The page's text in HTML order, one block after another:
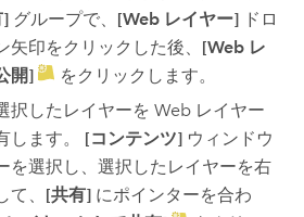
] グループで、 [Web レイヤー] ドロ
矢印をクリックした後、 [Web レ
開]
をクリックします。
択したレイヤーを Web レイヤー
します。 [コンテンツ] ウィンドウ
を選択し、選択したレイヤーを右
て、 [共有] にポインターを合わ